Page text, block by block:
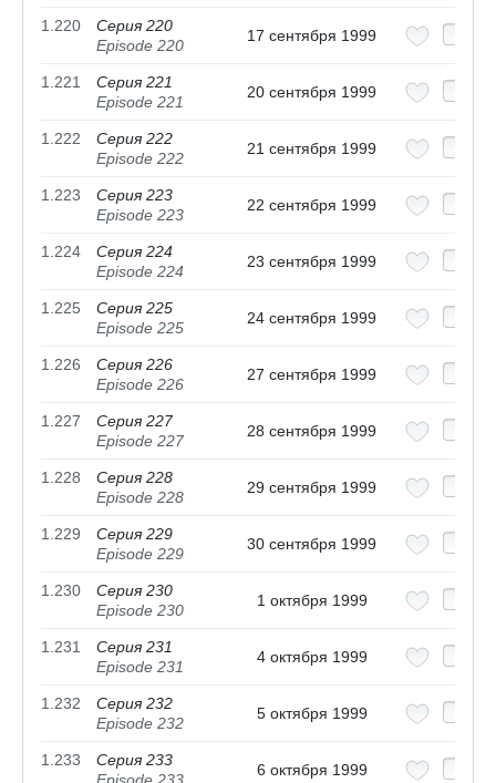
1.220
Серия 220
Episode 220
17 сентября 1999
1.221
Серия 221
Episode 221
20 сентября 1999
1.222
Серия 222
Episode 222
21 сентября 1999
1.223
Серия 223
Episode 223
22 сентября 1999
1.224
Серия 224
Episode 224
23 сентября 1999
1.225
Серия 225
Episode 225
24 сентября 1999
1.226
Серия 226
Episode 226
27 сентября 1999
1.227
Серия 227
Episode 227
28 сентября 1999
1.228
Серия 228
Episode 228
29 сентября 1999
1.229
Серия 229
Episode 229
30 сентября 1999
1.230
Серия 230
Episode 230
1 октября 1999
1.231
Серия 231
Episode 231
4 октября 1999
1.232
Серия 232
Episode 232
5 октября 1999
1.233
Серия 233
6 октября 1999